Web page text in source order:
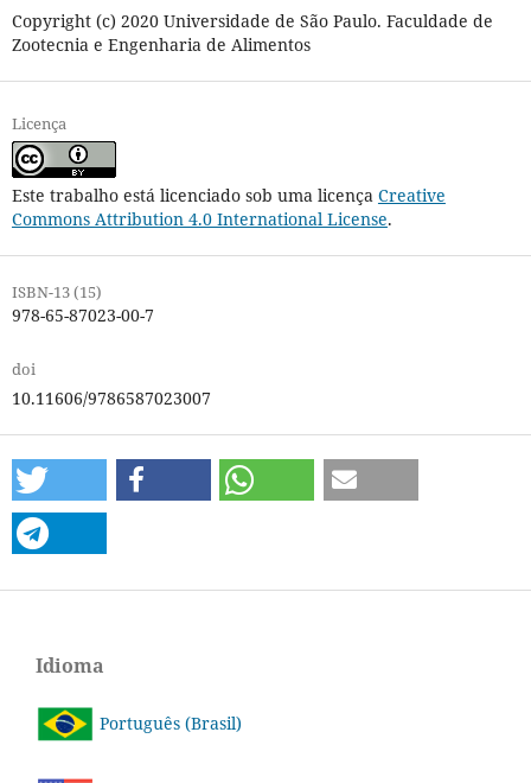
Copyright (c) 2020 Universidade de São Paulo. Faculdade de
Zootecnia e Engenharia de Alimentos
Licença
Este trabalho está licenciado sob uma licença Creative
Commons Attribution 4.0 International License.
ISBN-13 (15)
978-65-87023-00-7
doi
10.11606/9786587023007
Idioma
Português (Brasil)